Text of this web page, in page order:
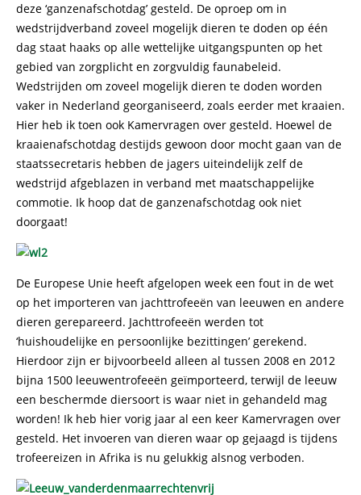
deze ‘ganzenafschotdag’ gesteld. De oproep om in
wedstrijdverband zoveel mogelijk dieren te doden op één
dag staat haaks op alle wettelijke uitgangspunten op het
gebied van zorgplicht en zorgvuldig faunabeleid.
Wedstrijden om zoveel mogelijk dieren te doden worden
vaker in Nederland georganiseerd, zoals eerder met kraaien.
Hier heb ik toen ook Kamervragen over gesteld. Hoewel de
kraaienafschotdag destijds gewoon door mocht gaan van de
staatssecretaris hebben de jagers uiteindelijk zelf de
wedstrijd afgeblazen in verband met maatschappelijke
commotie. Ik hoop dat de ganzenafschotdag ook niet
doorgaat!
De Europese Unie heeft afgelopen week een fout in de wet
op het importeren van jachttrofeeën van leeuwen en andere
dieren gerepareerd. Jachttrofeeën werden tot
‘huishoudelijke en persoonlijke bezittingen’ gerekend.
Hierdoor zijn er bijvoorbeeld alleen al tussen 2008 en 2012
bijna 1500 leeuwentrofeeën geïmporteerd, terwijl de leeuw
een beschermde diersoort is waar niet in gehandeld mag
worden! Ik heb hier vorig jaar al een keer Kamervragen over
gesteld. Het invoeren van dieren waar op gejaagd is tijdens
trofeereizen in Afrika is nu gelukkig alsnog verboden.